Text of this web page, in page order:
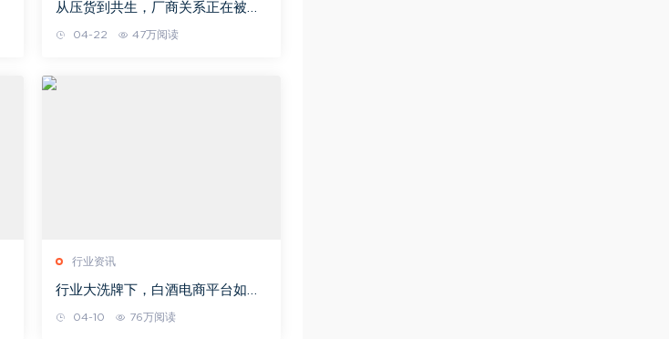
从压货到共生，厂商关系正在被重
04-22 47万阅读
行业资讯
行业大洗牌下，白酒电商平台如何
04-10 76万阅读